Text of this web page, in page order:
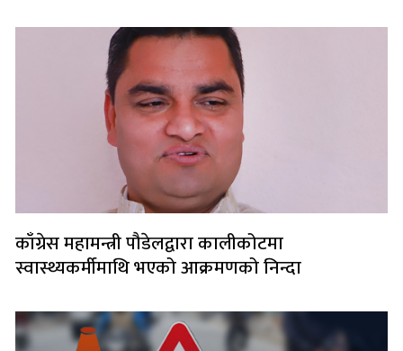
काँग्रेस महामन्त्री पौडेलद्वारा कालीकोटमा
स्वास्थ्यकर्मीमाथि भएको आक्रमणको निन्दा